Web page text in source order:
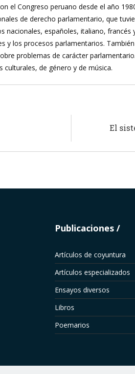
el Congreso peruano desde el año
de derecho parlamentario, que
nacionales, españoles, italiano,
y los procesos parlamentarios.
problemas de carácter
culturales, de género y de música.
El
Publicaciones
Artículos de coyuntura
Artículos especializados
Ensayos diversos
Libros
Poemarios